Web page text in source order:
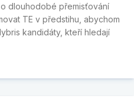
dlouhodobé přemisťování
TE v předstihu, abychom
kandidáty, kteří hledají